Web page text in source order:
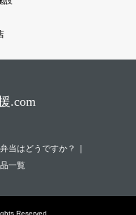
.com
当はどうですか？
一覧
Reserved.